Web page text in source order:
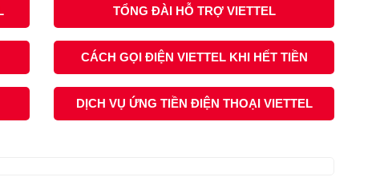
TỔNG ĐÀI HỖ TRỢ VIETTEL
CÁCH GỌI ĐIỆN VIETTEL KHI HẾT TIỀN
DỊCH VỤ ỨNG TIỀN ĐIỆN THOẠI VIETTEL